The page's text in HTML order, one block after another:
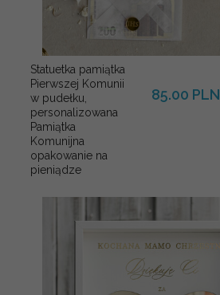
Statuetka pamiątka
Pierwszej Komunii
w pudełku,
personalizowana
Pamiątka
Komunijna
opakowanie na
pieniądze
85.00 PLN